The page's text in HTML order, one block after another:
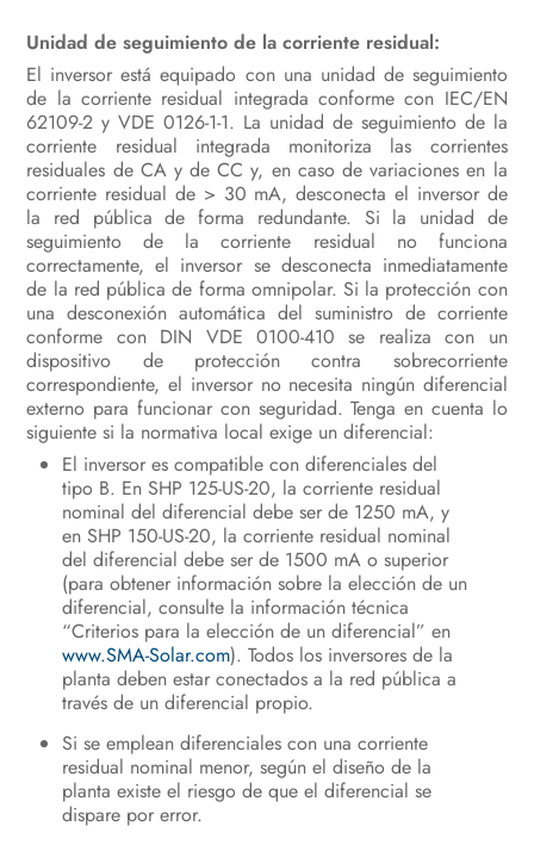
Unidad de seguimiento de la corriente residual:
El inversor está equipado con una unidad de seguimiento
de la corriente residual integrada conforme con IEC/EN
62109-2 y VDE 0126-1-1. La unidad de seguimiento de la
corriente residual integrada monitoriza las corrientes
residuales de CA y de CC y, en caso de variaciones en la
corriente residual de > 30 mA, desconecta el inversor de
la red pública de forma redundante. Si la unidad de
seguimiento de la corriente residual no funciona
correctamente, el inversor se desconecta inmediatamente
de la red pública de forma omnipolar. Si la protección con
una desconexión automática del suministro de corriente
conforme con DIN VDE 0100-410 se realiza con un
dispositivo de protección contra sobrecorriente
correspondiente, el inversor no necesita ningún diferencial
externo para funcionar con seguridad. Tenga en cuenta lo
siguiente si la normativa local exige un diferencial:
El inversor es compatible con diferenciales del
tipo B. En SHP 125-US-20, la corriente residual
nominal del diferencial debe ser de 1250 mA, y
en SHP 150-US-20, la corriente residual nominal
del diferencial debe ser de 1500 mA o superior
(para obtener información sobre la elección de un
diferencial, consulte la información técnica
“Criterios para la elección de un diferencial” en
www.SMA-Solar.com). Todos los inversores de la
planta deben estar conectados a la red pública a
través de un diferencial propio.
Si se emplean diferenciales con una corriente
residual nominal menor, según el diseño de la
planta existe el riesgo de que el diferencial se
dispare por error.
de recambio
Datos técnicos
Información de cumplimiento
Contacto